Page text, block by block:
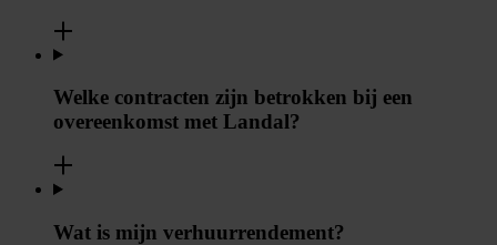
Welke contracten zijn betrokken bij een
overeenkomst met Landal?
Wat is mijn verhuurrendement?